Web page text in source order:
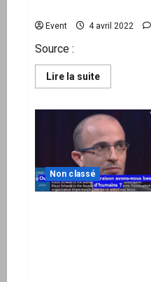
Event 4 avril 2022
Source :
Lire la suiteEn
savoir
Discours
du
Docteur
Louis
Fouché
concernant
les
soignants
suspendus
Non classé